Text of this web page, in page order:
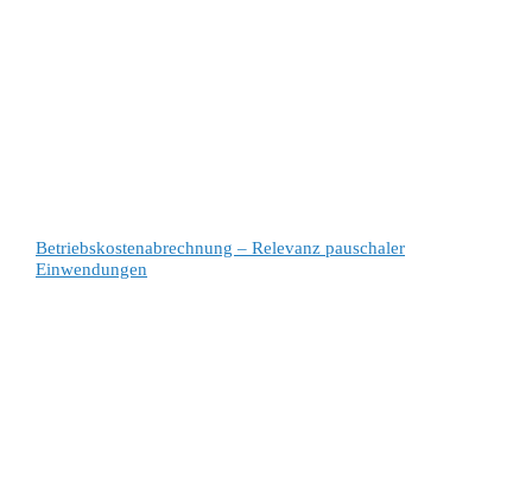
Betriebskostenabrechnung – Relevanz pauschaler
Einwendungen